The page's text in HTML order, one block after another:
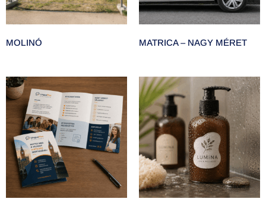
MOLINÓ MATRICA – NAGY MÉRET